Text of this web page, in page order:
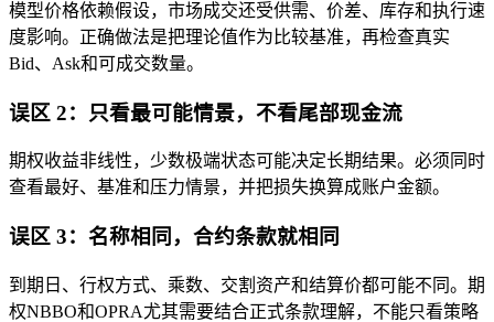
模型价格依赖假设，市场成交还受供需、价差、库存和执行速
度影响。正确做法是把理论值作为比较基准，再检查真实
Bid、Ask和可成交数量。
误区 2：只看最可能情景，不看尾部现金流
期权收益非线性，少数极端状态可能决定长期结果。必须同时
查看最好、基准和压力情景，并把损失换算成账户金额。
误区 3：名称相同，合约条款就相同
到期日、行权方式、乘数、交割资产和结算价都可能不同。期
权NBBO和OPRA尤其需要结合正式条款理解，不能只看策略